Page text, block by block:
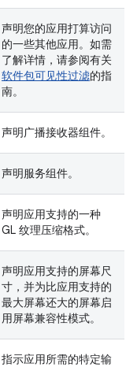
声明您的应用打算访问
的一些其他应用。如需
了解详情，请参阅有关
软件包可见性过滤的指
南。
声明广播接收器组件。
声明服务组件。
声明应用支持的一种
GL 纹理压缩格式。
声明应用支持的屏幕尺
寸，并为比应用支持的
最大屏幕还大的屏幕启
用屏幕兼容性模式。
指示应用所需的特定输